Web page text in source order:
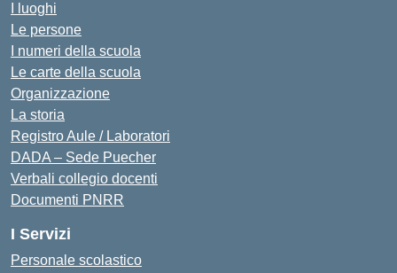
I luoghi
Le persone
I numeri della scuola
Le carte della scuola
Organizzazione
La storia
Registro Aule / Laboratori
DADA – Sede Puecher
Verbali collegio docenti
Documenti PNRR
I Servizi
Personale scolastico